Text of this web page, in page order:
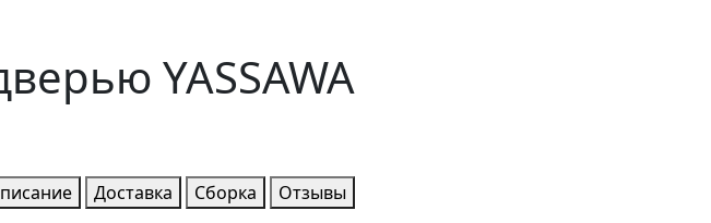
YASSAWA
Доставка Сборка
Отзывы